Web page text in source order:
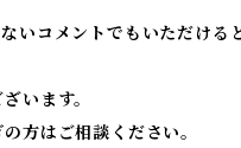
いコメントでもいただける
います。
方はご相談ください。